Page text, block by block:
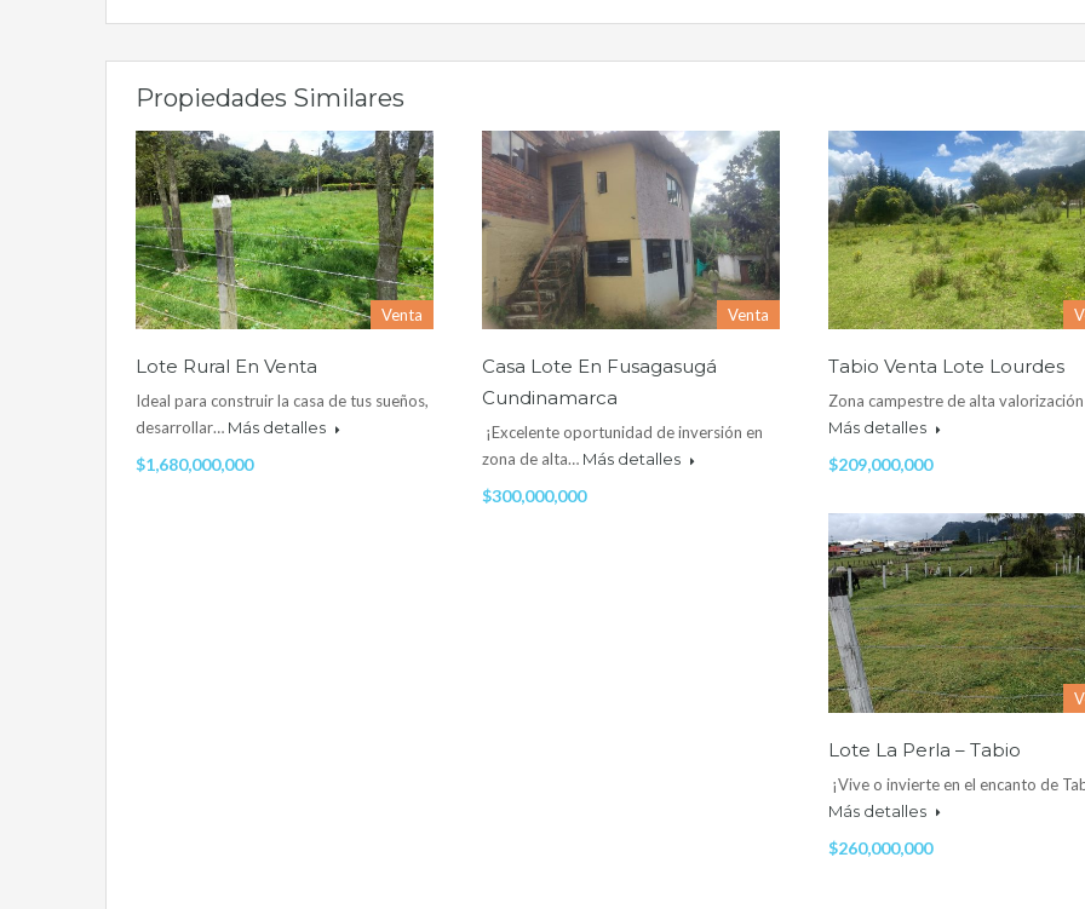
Propiedades Similares
Venta
Lote Rural En Venta
Ideal para construir la casa de tus sueños,
desarrollar… Más detalles
$1,680,000,000
Venta
Casa Lote En Fusagasugá
Cundinamarca
¡Excelente oportunidad de inversión en
zona de alta… Más detalles
$300,000,000
Tabio Venta Lote Lourdes
Zona campestre de alta valorización
Más detalles
$209,000,000
Lote La Perla – Tabio
¡Vive o invierte en el encanto de
Más detalles
$260,000,000